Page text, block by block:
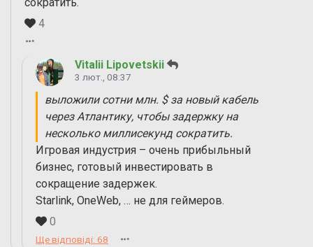
4
Vitalii Lipovetskii
3 лют., 08:37
выложили сотни млн. $ за новый кабель
через Атлантику, чтобы задержку на
несколько миллисекунд сократить.
Игровая индустрия – очень прибыльный
бизнес, готовый инвестировать в
сокращение задержек.
Starlink, OneWeb, … не для геймеров.
0
Ще відповіді: 68